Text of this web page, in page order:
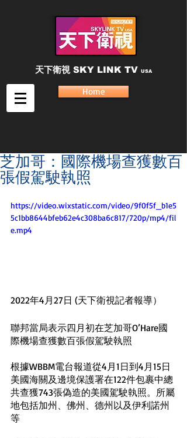
天下衛視 SKY LINK TV USA
Home
芝加哥：國際機場查獲數百
張假駕駛執照
https://video.wixstatic.com/video/9f0f5f_b1e5
5c1bb8644bfeb62e4c308ba6c817/720p/mp4/fil
e.mp4
2022年4月27日 (天下衛視記者報導）
聯邦當局表示四月初在芝加哥O’Hare國
際機場查獲數百張假駕駛執照
根據WBBM電台報道從4月1日到4月15日
美國海關及邊境保護署在122件包裹中總
共查獲743張偽造的美國駕駛執照。所屬
地包括加州、佛州、德州以及伊利諾州
等